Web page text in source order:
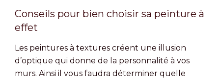
Conseils pour bien choisir sa peinture à
effet
Les peintures à textures créent une illusion
d’optique qui donne de la personnalité à vos
murs. Ainsi il vous faudra déterminer quelle